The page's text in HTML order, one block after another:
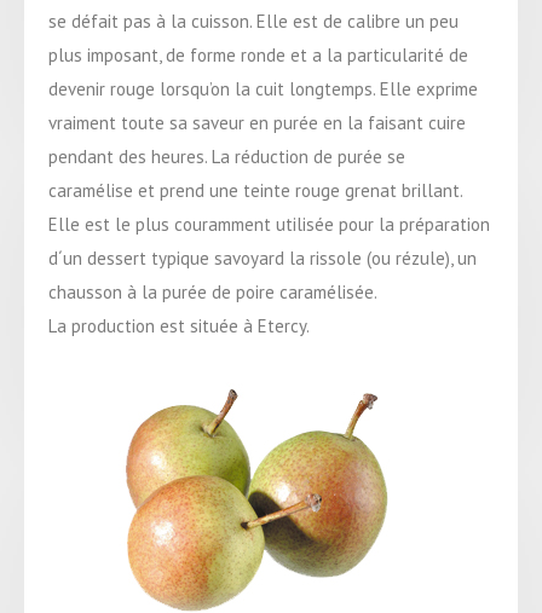
se défait pas à la cuisson. Elle est de calibre un peu
plus imposant, de forme ronde et a la particularité de
devenir rouge lorsqu’on la cuit longtemps. Elle exprime
vraiment toute sa saveur en purée en la faisant cuire
pendant des heures. La réduction de purée se
caramélise et prend une teinte rouge grenat brillant.
Elle est le plus couramment utilisée pour la préparation
d´un dessert typique savoyard la rissole (ou rézule), un
chausson à la purée de poire caramélisée.
La production est située à Etercy.